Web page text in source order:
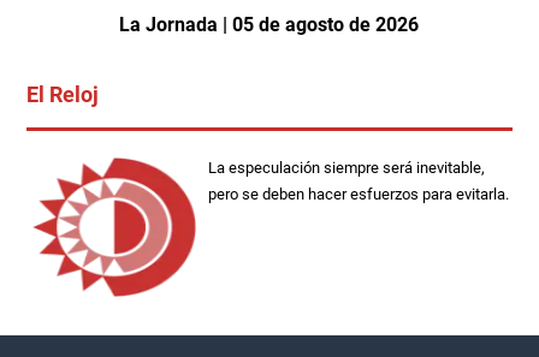
La Jornada | 05 de agosto de 2026
El Reloj
La especulación siempre será inevitable,
pero se deben hacer esfuerzos para evitarla.